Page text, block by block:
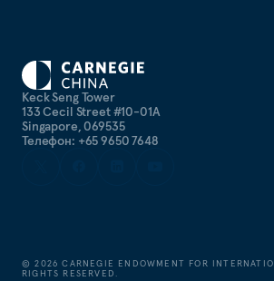
Keck Seng Tower
133 Cecil Street #10-01A
Singapore, 069535
Телефон: +65 9650 7648
©2026 CARNEGIE ENDOWMENT FOR
RIGHTS RESERVED.